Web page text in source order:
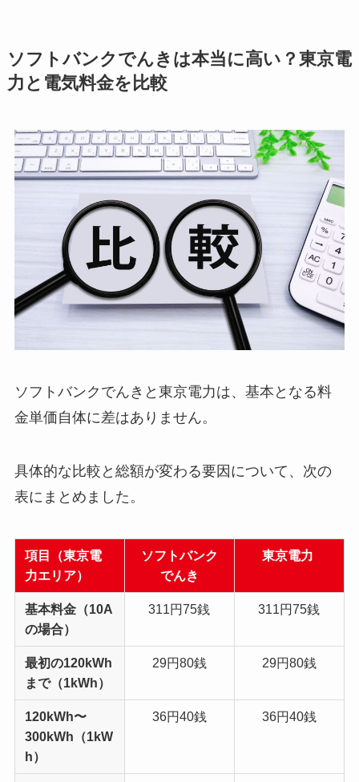
ソフトバンクでんきは本当に高い？東京電
力と電気料金を比較
ソフトバンクでんきと東京電力は、基本となる料
金単価自体に差はありません。
具体的な比較と総額が変わる要因について、次の
表にまとめました。
項目（東京電
力エリア）
ソフトバンク
でんき
東京電力
基本料金（10A
の場合）
311円75銭 311円75銭
最初の120kWh
まで（1kWh）
29円80銭 29円80銭
120kWh〜
300kWh（1kW
h）
36円40銭 36円40銭